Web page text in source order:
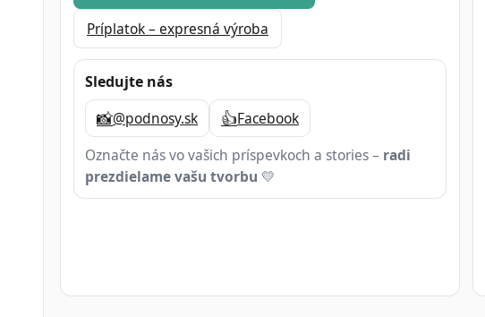
Príplatok – expresná výroba
Sledujte nás
📸@podnosy.sk 👍Facebook
Označte nás vo vašich príspevkoch a stories – radi
prezdielame vašu tvorbu 💛